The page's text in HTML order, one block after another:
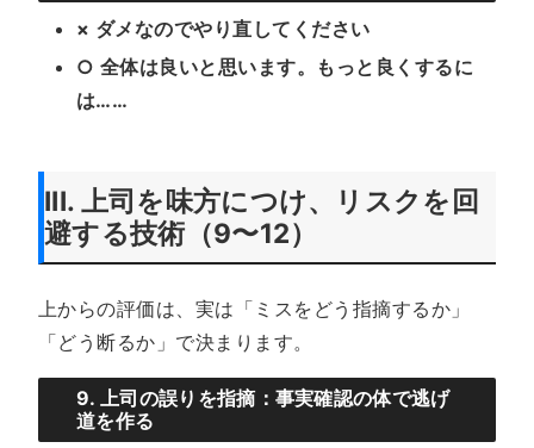
× ダメなのでやり直してください
○ 全体は良いと思います。もっと良くするに
は……
III. 上司を味方につけ、リスクを回
避する技術（9〜12）
上からの評価は、実は「ミスをどう指摘するか」
「どう断るか」で決まります。
9. 上司の誤りを指摘：事実確認の体で逃げ
道を作る